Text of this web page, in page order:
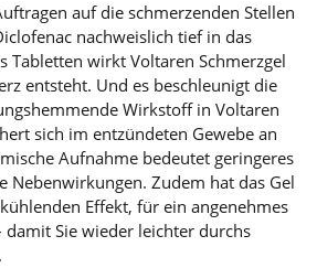
auf die schmerzenden Stellen
nachweislich tief in das
Tabletten wirkt Voltaren Schmerzgel
entsteht. Und es beschleunigt die
Wirkstoff in Voltaren
sich im entzündeten Gewebe an
Aufnahme bedeutet geringeres
Nebenwirkungen. Zudem hat das Gel
Effekt, für ein angenehmes
damit Sie wieder leichter durchs